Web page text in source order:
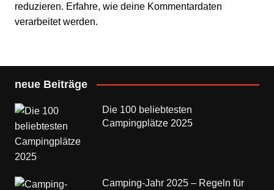
reduzieren. Erfahre, wie deine Kommentardaten
verarbeitet werden.
neue Beiträge
Die 100 beliebtesten
Campingplätze 2025
Camping-Jahr 2025 – Regeln für